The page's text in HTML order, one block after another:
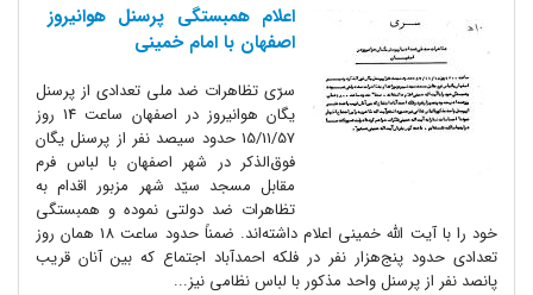
اعلام همبستگی پرسنل هوانیروز
اصفهان با امام خمینی
سرّی تظاهرات ضد ملی تعدادی از پرسنل
یگان هوانیروز در اصفهان ساعت 14 روز
15/11/57 حدود سیصد نفر از پرسنل یگان
فوق‌الذکر در شهر اصفهان با لباس فرم
مقابل مسجد سیّد شهر مزبور اقدام به
تظاهرات ضد دولتی نموده و همبستگی
خود را با آیت الله خمینی اعلام داشته‌اند. ضمناً حدود ساعت 18 همان روز
تعدادی حدود پنج‌هزار نفر در فلکه احمدآباد اجتماع که بین آنان قریب
پانصد نفر از پرسنل واحد مذکور با لباس نظامی نیز...